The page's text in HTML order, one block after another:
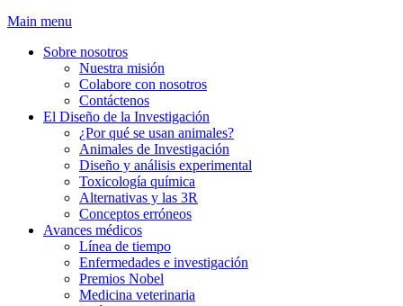
Main menu
Sobre nosotros
Nuestra misión
Colabore con nosotros
Contáctenos
El Diseño de la Investigación
¿Por qué se usan animales?
Animales de Investigación
Diseño y análisis experimental
Toxicología química
Alternativas y las 3R
Conceptos erróneos
Avances médicos
Línea de tiempo
Enfermedades e investigación
Premios Nobel
Medicina veterinaria